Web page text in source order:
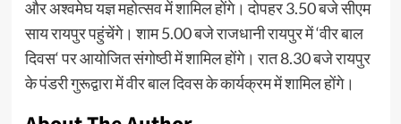
और अश्वमेघ यज्ञ महोत्सव में शामिल होंगे। दोपहर 3.50 बजे सीएम
साय रायपुर पहुंचेंगे। शाम 5.00 बजे राजधानी रायपुर में ‘वीर बाल
दिवस‘ पर आयोजित संगोष्ठी में शामिल होंगे। रात 8.30 बजे रायपुर
के पंडरी गुरूद्वारा में वीर बाल दिवस के कार्यक्रम में शामिल होंगे।